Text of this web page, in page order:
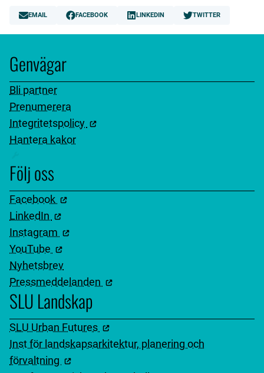
EMAIL FACEBOOK LINKEDIN TWITTER
Genvägar
Bli partner
Prenumerera
Integritetspolicy
Hantera kakor
Följ oss
Facebook
LinkedIn
Instagram
YouTube
Nyhetsbrev
Pressmeddelanden
SLU Landskap
SLU Urban Futures
Inst för landskapsarkitektur, planering och
förvaltning